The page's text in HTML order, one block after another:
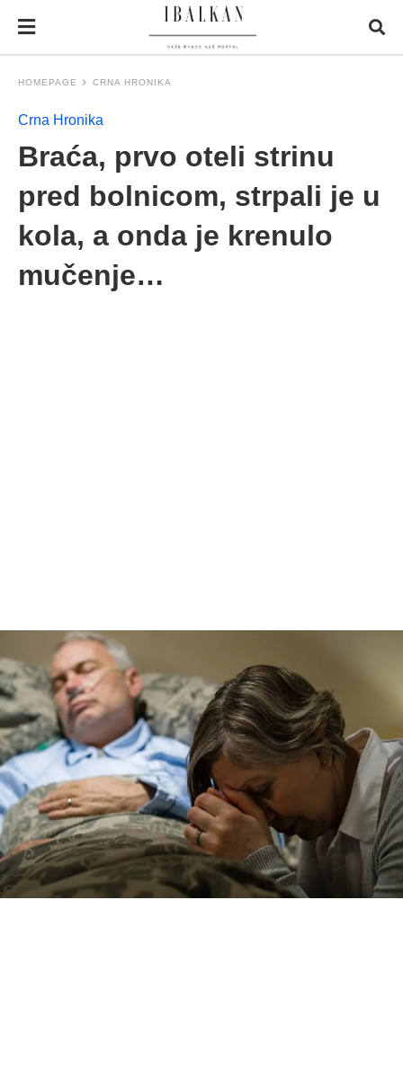
HOMEPAGE CRNA HRONIKA
Crna Hronika
Braća, prvo oteli strinu
pred bolnicom, strpali je u
kola, a onda je krenulo
mučenje…